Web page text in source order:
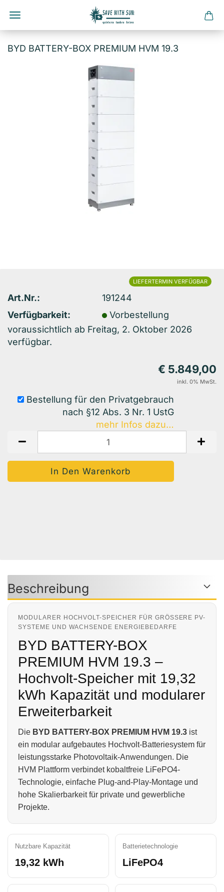
Direkt
zumBYD BATTERY-BOX PREMIUM HVM 19.3
LIEFERTERMIN VERFÜGBAR
Art.Nr.:
191244
Verfügbarkeit:
Vorbestellung
voraussichtlich ab Freitag, 2. Oktober 2026
verfügbar.
€ 5.849,00
inkl. 0% MwSt.
Bestellung für den Privatgebrauch
nach §12 Abs. 3 Nr. 1 UstG
mehr Infos dazu…
Beschreibung
MODULARER HOCHVOLT-SPEICHER FÜR GRÖSSERE PV-S
YSTEME UND WACHSENDE ENERGIEBEDARFE
BYD BATTERY-BOX
PREMIUM HVM 19.3 –
Hochvolt-Speicher mit 19,32
kWh Kapazität und modularer
Erweiterbarkeit
Die BYD BATTERY-BOX PREMIUM HVM 19.3 ist
ein modular aufgebautes Hochvolt-Batteriesystem für
leistungsstarke Photovoltaik-Anwendungen. Die
HVM Plattform verbindet kobaltfreie LiFePO4-
Technologie, einfache Plug-and-Play-Montage und
hohe Skalierbarkeit für private und gewerbliche
Projekte.
Nutzbare Kapazität
19,32 kWh
Batterietechnologie
LiFePO4